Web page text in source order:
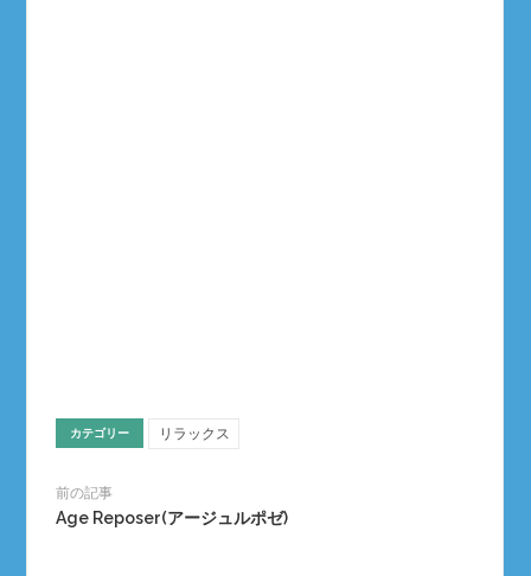
カテゴリー リラックス
前の記事
Age Reposer(アージュルポゼ)